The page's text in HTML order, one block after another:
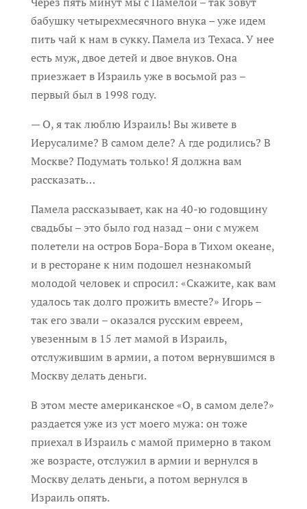
бабушку четырехмесячного внука – уже идем
пить чай к нам в сукку. Памела из Техаса. У нее
есть муж, двое детей и двое внуков. Она
приезжает в Израиль уже в восьмой раз –
первый был в 1998 году.
— О, я так люблю Израиль! Вы живете в
Иерусалиме? В самом деле? А где родились? В
Москве? Подумать только! Я должна вам
рассказать…
Памела рассказывает, как на 40-ю годовщину
свадьбы – это было год назад – они с мужем
полетели на остров Бора-Бора в Тихом океане,
и в ресторане к ним подошел незнакомый
молодой человек и спросил: «Скажите, как вам
удалось так долго прожить вместе?» Игорь –
так его звали – оказался русским евреем,
увезенным в 15 лет мамой в Израиль,
отслужившим в армии, а потом вернувшимся в
Москву делать деньги.
В этом месте американское «О, в самом деле?»
раздается уже из уст моего мужа: он тоже
приехал в Израиль с мамой примерно в таком
же возрасте, отслужил в армии и вернулся в
Москву делать деньги, а потом вернулся в
Израиль опять.